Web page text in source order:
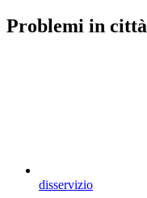
Problemi in città
disservizio